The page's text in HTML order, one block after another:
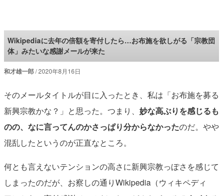
ロケットニュース24
Wikipediaに去年の倍額を寄付したら…お布施を欲しがる「宗教団
体」みたいな感謝メールが来た
和才雄一郎 2020年8月16日
そのメールタイトルが目に入ったとき、私は「お布施を募る
新興宗教かな？」と思った。つまり、 妙な高ぶりを感じるも
のの、なに言ってんのかさっぱり分からなかったのだ。やや
混乱したというのが正直なところ。
何とも言えないテンションの高さに新興宗教っぽさを感じて
しまったのだが、お察しの通りWikipedia（ウィキペディ